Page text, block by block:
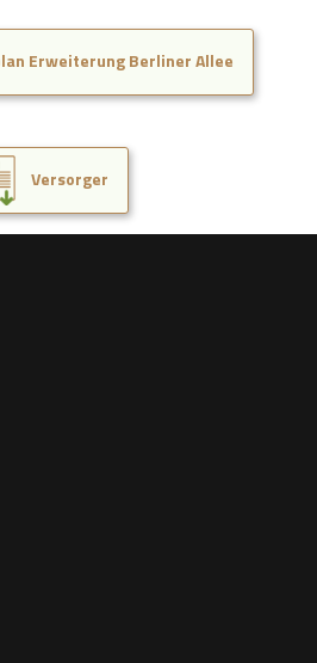
Erweiterung Berliner Allee
Versorger